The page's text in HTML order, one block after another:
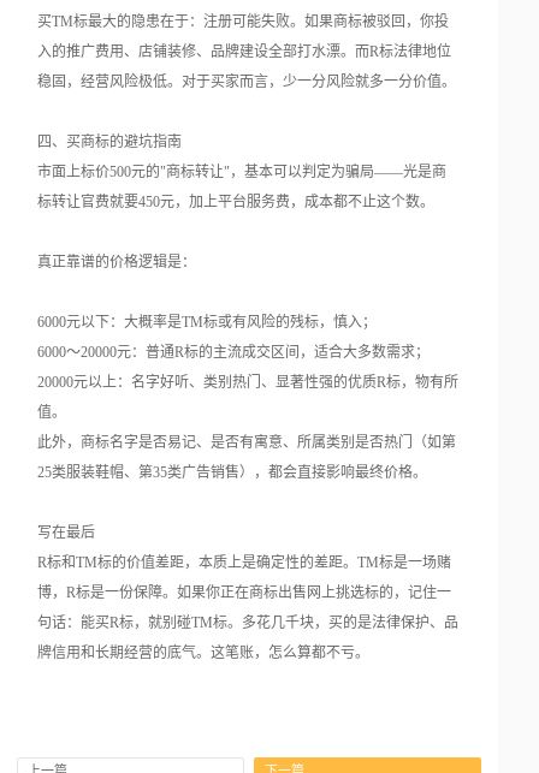
买TM标最大的隐患在于：注册可能失败。如果商标被驳回，你投
入的推广费用、店铺装修、品牌建设全部打水漂。而R标法律地位
稳固，经营风险极低。对于买家而言，少一分风险就多一分价值。
四、买商标的避坑指南
市面上标价500元的"商标转让"，基本可以判定为骗局——光是商
标转让官费就要450元，加上平台服务费，成本都不止这个数。
真正靠谱的价格逻辑是：
6000元以下：大概率是TM标或有风险的残标，慎入；
6000～20000元：普通R标的主流成交区间，适合大多数需求；
20000元以上：名字好听、类别热门、显著性强的优质R标，物有所
值。
此外，商标名字是否易记、是否有寓意、所属类别是否热门（如第
25类服装鞋帽、第35类广告销售），都会直接影响最终价格。
写在最后
R标和TM标的价值差距，本质上是确定性的差距。TM标是一场赌
博，R标是一份保障。如果你正在商标出售网上挑选标的，记住一
句话：能买R标，就别碰TM标。多花几千块，买的是法律保护、品
牌信用和长期经营的底气。这笔账，怎么算都不亏。